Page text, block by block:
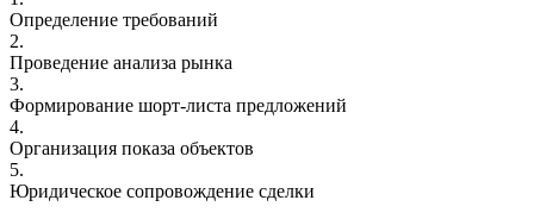
Определение требований
2.
Проведение анализа рынка
3.
Формирование шорт-листа предложений
4.
Организация показа объектов
5.
Юридическое сопровождение сделки